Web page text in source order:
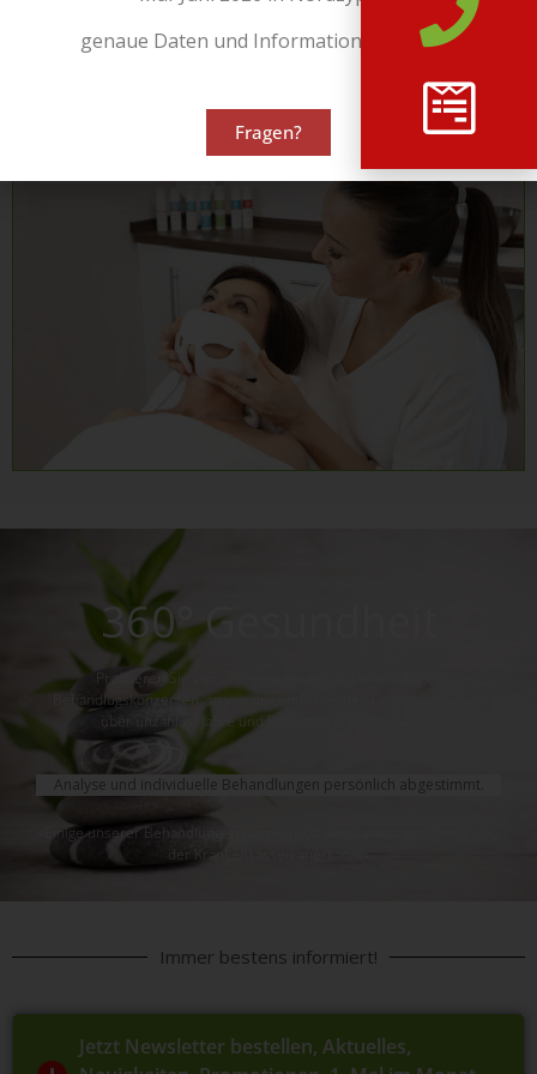
Hyperkeratose
360° Gesundheit
Profitieren Sie von unserem neuen und einzigartigen
Behandlugskonzepten, so wie der umfassenden Erfahrung die wir
über unzählige Jahre und Patienten erhalten haben.
Analyse und individuelle Behandlungen persönlich abgestimmt.
«Einige unserer Behandlungen werden von den Zusatzversicherungen
der Krankenkassen anerkannt»
Immer bestens informiert!
Jetzt Newsletter bestellen, Aktuelles,
genaue Daten und Informationen folgen!
Fragen?